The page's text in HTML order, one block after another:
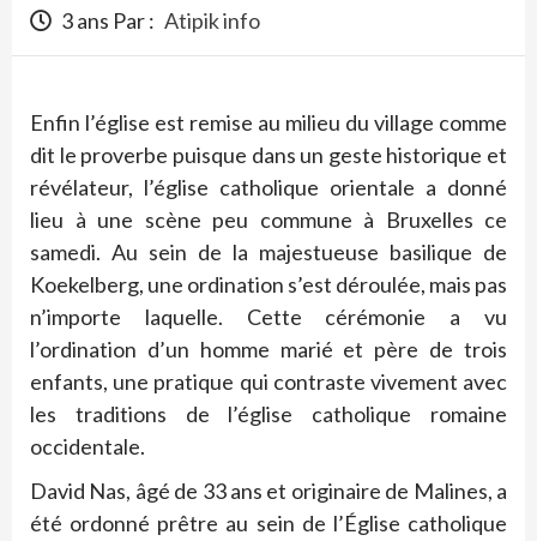
3 ans Par : Atipik info
Enfin l’église est remise au milieu du village comme
dit le proverbe puisque dans un geste historique et
révélateur, l’église catholique orientale a donné
lieu à une scène peu commune à Bruxelles ce
samedi. Au sein de la majestueuse basilique de
Koekelberg, une ordination s’est déroulée, mais pas
n’importe laquelle. Cette cérémonie a vu
l’ordination d’un homme marié et père de trois
enfants, une pratique qui contraste vivement avec
les traditions de l’église catholique romaine
occidentale.
David Nas, âgé de 33 ans et originaire de Malines, a
été ordonné prêtre au sein de l’Église catholique